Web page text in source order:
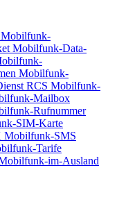
Mobilfunk-
Mobilfunk-Data-
Mobilfunk-
RCS Mobilfunk-
Mailbox
Rufnummer
SIM-Karte
Mobilfunk-SMS
Tarife
im-Ausland